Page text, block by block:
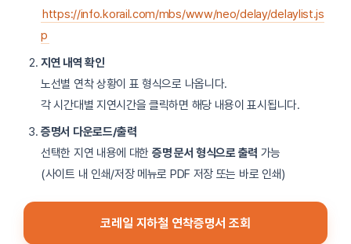
https://info.korail.com/mbs/www/neo/delay/delaylist.js
p
지연 내역 확인
노선별 연착 상황이 표 형식으로 나옵니다.
각 시간대별 지연시간을 클릭하면 해당 내용이 표시됩니다.
증명서 다운로드/출력
선택한 지연 내용에 대한 증명 문서 형식으로 출력 가능
(사이트 내 인쇄/저장 메뉴로 PDF 저장 또는 바로 인쇄)
코레일 지하철 연착증명서 조회